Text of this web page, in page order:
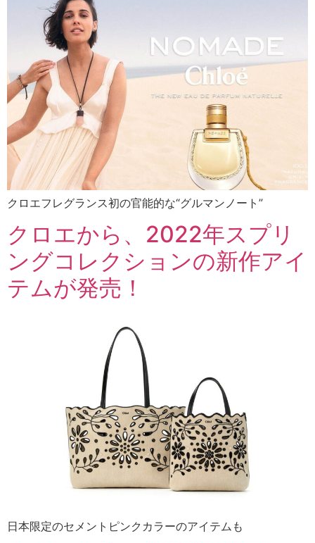
クロエフレグランス初の官能的な“グルマンノート”
クロエから、2022年スプリ
ングコレクションの新作アイ
テムが発売！
日本限定のセメントピンクカラーのアイテムも